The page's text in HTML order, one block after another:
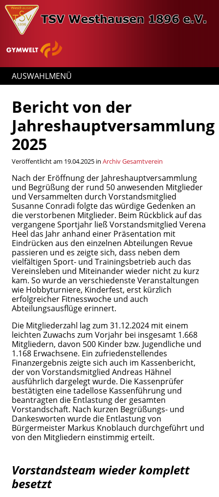
AUSWAHLMENÜ
Bericht von der
Jahreshauptversammlung
2025
Veröffentlicht am 19.04.2025 in Archiv Gesamtverein
Nach der Eröffnung der Jahreshauptversammlung
und Begrüßung der rund 50 anwesenden Mitglieder
und Versammelten durch Vorstandsmitglied
Susanne Conradi folgte das würdige Gedenken an
die verstorbenen Mitglieder. Beim Rückblick auf das
vergangene Sportjahr ließ Vorstandsmitglied Verena
Heel das Jahr anhand einer Präsentation mit
Eindrücken aus den einzelnen Abteilungen Revue
passieren und es zeigte sich, dass neben dem
vielfältigen Sport- und Trainingsbetrieb auch das
Vereinsleben und Miteinander wieder nicht zu kurz
kam. So wurde an verschiedenste Veranstaltungen
wie Hobbyturniere, Kinderfest, erst kürzlich
erfolgreicher Fitnesswoche und auch
Abteilungsausflüge erinnert.
Die Mitgliederzahl lag zum 31.12.2024 mit einem
leichten Zuwachs zum Vorjahr bei insgesamt 1.668
Mitgliedern, davon 500 Kinder bzw. Jugendliche und
1.168 Erwachsene. Ein zufriedenstellendes
Finanzergebnis zeigte sich auch im Kassenbericht,
der von Vorstandsmitglied Andreas Hähnel
ausführlich dargelegt wurde. Die Kassenprüfer
bestätigten eine tadellose Kassenführung und
beantragten die Entlastung der gesamten
Vorstandschaft. Nach kurzen Begrüßungs- und
Dankesworten wurde die Entlastung von
Bürgermeister Markus Knoblauch durchgeführt und
von den Mitgliedern einstimmig erteilt.
Vorstandsteam wieder komplett
besetzt